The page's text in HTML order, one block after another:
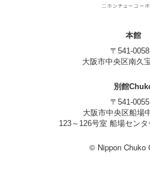
本館
〒541-
大阪市中央区南久
別館
〒541-
大阪市中央区船場
123～126号室 船場セン
© Nippon Chuko